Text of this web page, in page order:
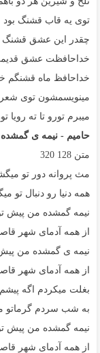
توی یه قاب قشنگ بود
چقدر این عشق قشنگ
خداحافظت عشق
خداحافظ ماه قشنگم
مینویسمشون توی
میبرم تورو تا ته رویا
حامیم - نیمه ی گمشده
متن 128
320
مث پروانه دور تو
همه دنیا رو دنبال
نیمه گمشده من پیش
از همه آدمای شهر
نیمه ی گمشده من
از همه آدمای شهر
بغلت میکردم اگه
به شب سردم گرماتو
نیمه گمشده من پیش
از همه آدمای شهر